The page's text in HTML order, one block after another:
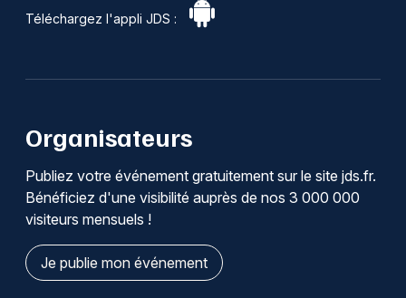
Téléchargez l'appli JDS :
Organisateurs
Publiez votre événement gratuitement sur le site jds.fr.
Bénéficiez d'une visibilité auprès de nos 3 000 000
visiteurs mensuels !
Je publie mon événement